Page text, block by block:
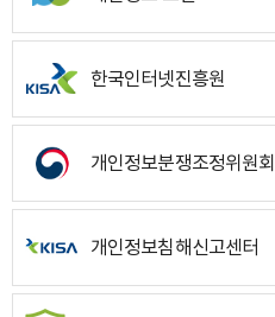
한국인터넷진흥원
개인정보분쟁조정위원회
개인정보침해신고센터